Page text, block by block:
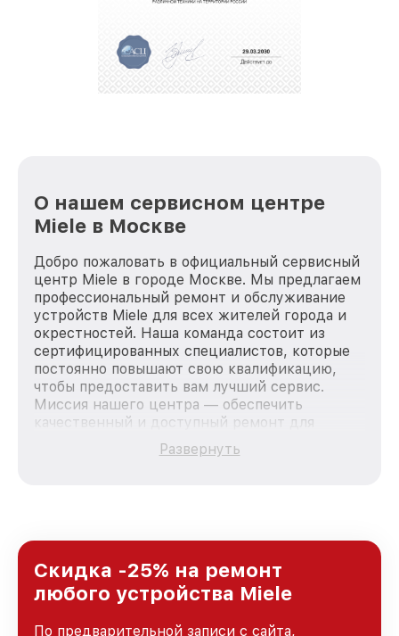
О нашем сервисном центре
Miele в Москве
Добро пожаловать в официальный сервисный
центр Miele в городе Москве. Мы предлагаем
профессиональный ремонт и обслуживание
устройств Miele для всех жителей города и
окрестностей. Наша команда состоит из
сертифицированных специалистов, которые
постоянно повышают свою квалификацию,
чтобы предоставить вам лучший сервис.
Миссия нашего центра — обеспечить
качественный и доступный ремонт для
каждого пользователя продукции Miele, вне
зависимости от сложности поломки. Мы
и лояльности наших клиентов.
Развернуть
Скидка -25% на ремонт
любого устройства Miele
По предварительной записи с сайта,